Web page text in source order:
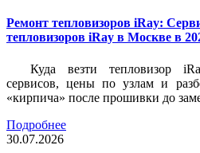
Ремонт тепловизоров iRay:
тепловизоров iRay в Москве в
Куда везти тепловизор
сервисов, цены по узлам и
«кирпича» после прошивки до
Подробнее
30.07.2026